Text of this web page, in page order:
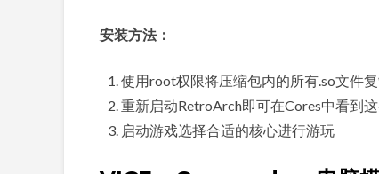
安装方法：
使用root权限将压缩包内的所有.so文件
重新启动RetroArch即可在Cores中看到
启动游戏选择合适的核心进行游玩